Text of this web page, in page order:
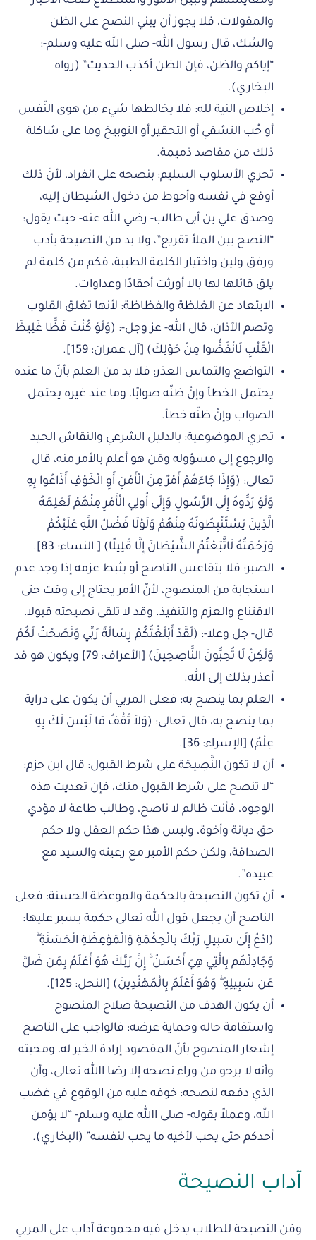
والمقولات، فلا يجوز أن يبني النصح على الظن
والشك، قال رسول الله- صلى الله عليه وسلم-:
“إياكم والظن، فإن الظن أكذب الحديث” (رواه
البخاري).
إخلاص النية لله: فلا يخالطها شيء مِن هوى النّفس
أو حُب التشفي أو التحقير أو التوبيخ وما على شاكلة
ذلك من مقاصد ذميمة.
تحري الأسلوب السليم: بنصحه على انفراد، لأنّ ذلك
أوقع في نفسه وأحوط من دخول الشيطان إليه،
وصدق علي بن أبى طالب- رضي الله عنه- حيث يقول:
“النصح بين الملأ تقريع”، ولا بد من النصيحة بأدب
ورفق ولين واختيار الكلمة الطيبة، فكم من كلمة لم
يلق قائلها لها بالا أورثت أحقادًا وعداوات.
الابتعاد عن الغلظة والفظاظة: لأنها تغلق القلوب
وتصم الآذان، قال الله- عز وجل-: (وَلَوْ كُنْتَ فَظًّا غَلِيظَ
الْقَلْبِ لَانْفَضُّوا مِنْ حَوْلِكَ) [آل عمران: 159].
التواضع والتماس العذر: فلا بد من العلم بأنّ ما عنده
يحتمل الخطأ وإنْ ظنّه صوابًا، وما عند غيره يحتمل
الصواب وإنْ ظنّه خطأ.
تحري الموضوعية: بالدليل الشرعي والنقاش الجيد
والرجوع إلى مسؤوله ومَن هو أعلم بالأمر منه، قال
تعالى: (وَإِذَا جَاءَهُمْ أَمْرٌ مِنَ الْأَمْنِ أَوِ الْخَوْفِ أَذَاعُوا بِهِ
وَلَوْ رَدُّوهُ إِلَى الرَّسُولِ وَإِلَى أُولِي الْأَمْرِ مِنْهُمْ لَعَلِمَهُ
الَّذِينَ يَسْتَنْبِطُونَهُ مِنْهُمْ وَلَوْلَا فَضْلُ اللَّهِ عَلَيْكُمْ
وَرَحْمَتُهُ لَاتَّبَعْتُمُ الشَّيْطَانَ إِلَّا قَلِيلًا) [ النساء: 83].
الصبر: فلا يتقاعس الناصح أو يثبط عزمه إذا وجد عدم
استجابة من المنصوح، لأنّ الأمر يحتاج إلى وقت حتى
الاقتناع والعزم والتنفيذ. وقد لا تلقى نصيحته قبولا،
قال- جل وعلا-: (لَقَدْ أَبْلَغْتُكُمْ رِسَالَةَ رَبِّي وَنَصَحْتُ لَكُمْ
وَلَكِنْ لَا تُحِبُّونَ النَّاصِحِينَ) [الأعراف: 79] ويكون هو قد
أعذر بذلك إلى الله.
العلم بما ينصح به: فعلى المربي أن يكون على دراية
بما ينصح به، قال تعالى: (وَلاَ تَقْفُ مَا لَيْسَ لَكَ بِهِ
عِلْمٌ) [الإسراء: 36].
أن لا تكون النَّصِيحَة على شرط القبول: قال ابن حزم:
“لا تنصح على شرط القبول منك، فإن تعديت هذه
الوجوه، فأنت ظالم لا ناصح، وطالب طاعة لا مؤدي
حق ديانة وأخوة، وليس هذا حكم العقل ولا حكم
الصداقة، ولكن حكم الأمير مع رعيته والسيد مع
عبيده”.
أن تكون النصيحة بالحكمة والموعظة الحسنة: فعلى
الناصح أن يجعل قول الله تعالى حكمة يسير عليها:
(ادْعُ إِلَىٰ سَبِيلِ رَبِّكَ بِالْحِكْمَةِ وَالْمَوْعِظَةِ الْحَسَنَةِ ۖ
وَجَادِلْهُم بِالَّتِي هِيَ أَحْسَنُ ۚ إِنَّ رَبَّكَ هُوَ أَعْلَمُ بِمَن ضَلَّ
عَن سَبِيلِهِ ۖ وَهُوَ أَعْلَمُ بِالْمُهْتَدِينَ) [النحل: 125].
أن يكون الهدف من النصيحة صلاح المنصوح
واستقامة حاله وحماية عرضه: فالواجب على الناصح
إشعار المنصوح بأنّ المقصود إرادة الخير له، ومحبته
وأنه لا يرجو من وراء نصحه إلا رضا االله تعالى، وأن
الذي دفعه لنصحه: خوفه عليه من الوقوع في غضب
الله، وعملاً بقوله- صلى االله عليه وسلم- “لا يؤمن
أحدكم حتى يحب لأخيه ما يحب لنفسه” (البخاري).
آداب النصيحة
وفن النصيحة للطلاب يدخل فيه مجموعة آداب على المربي